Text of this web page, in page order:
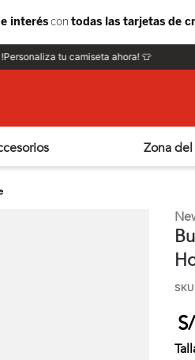
!Personaliza tu camiseta ahora! 👕
Zona
SKU
S/